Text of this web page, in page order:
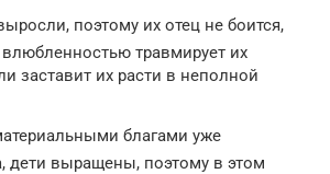
поэтому их отец не боится,
травмирует их
заставит их расти в неполной
благами уже
дети выращены, поэтому в этом